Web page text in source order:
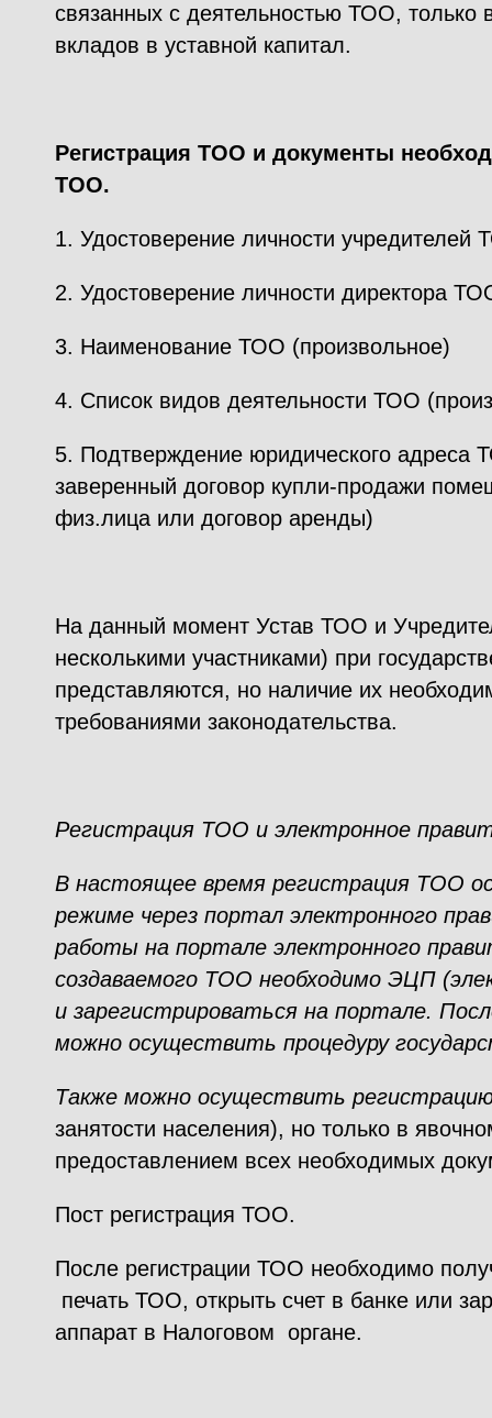
связанных с деятельностью ТОО, только
вкладов в уставной капитал.
Регистрация ТОО и документы
ТОО.
1. Удостоверение личности учредителей
2. Удостоверение личности директора
3. Наименование ТОО (произвольное)
4. Список видов деятельности ТОО
5. Подтверждение юридического адреса
заверенный договор купли-продажи
физ.лица или договор аренды)
На данный момент Устав ТОО и
несколькими участниками) при
представляются, но наличие их
требованиями законодательства.
Регистрация ТОО и электронное
В настоящее время регистрация ТОО
режиме через портал электронного
работы на портале электронного
создаваемого ТОО необходимо ЭЦП
и зарегистрироваться на портале.
можно осуществить процедуру
Также можно осуществить
занятости населения), но только в
предоставлением всех необходимых
Пост регистрация ТОО.
После регистрации ТОО необходимо
печать ТОО, открыть счет в банке или
аппарат в Налоговом органе.